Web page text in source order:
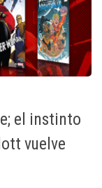
el instinto
vuelve